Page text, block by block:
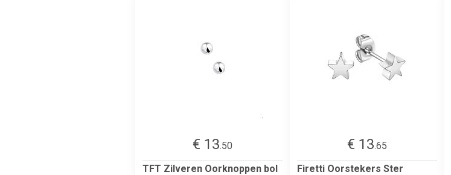
€ 13.50
TFT Zilveren Oorknoppen bol
€ 13.65
Firetti Oorstekers Ster